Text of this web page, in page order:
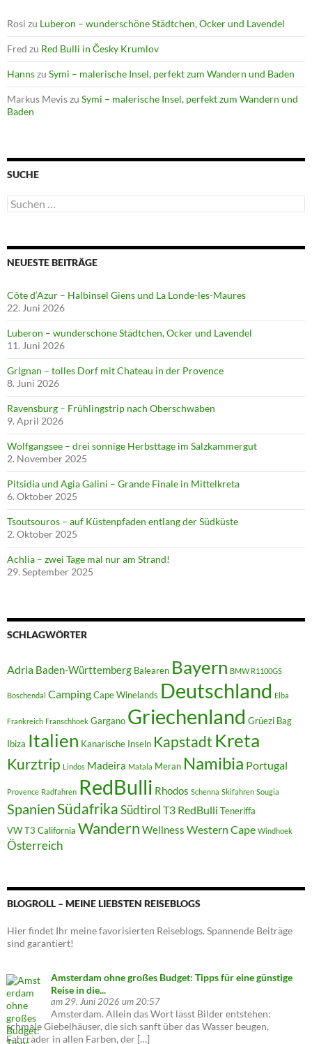
Rosi zu Luberon – wunderschöne Städtchen, Ocker und Lavendel
Fred zu Red Bulli in Česky Krumlov
Hannszu Symi – malerische Insel, perfekt zum Wandern und Baden
Markus Meviszu Symi – malerische Insel, perfekt zum Wandern und
Baden
SUCHE
Suchen
nach:
NEUESTE BEITRÄGE
Côte d‘Azur – Halbinsel Giens und La Londe-les-Maures
22. Juni 2026
Luberon – wunderschöne Städtchen, Ocker und Lavendel
11. Juni 2026
Grignan – tolles Dorf mit Chateau in der Provence
8. Juni 2026
Ravensburg – Frühlingstrip nach Oberschwaben
9. April 2026
Wolfgangsee – drei sonnige Herbsttage im Salzkammergut
2. November 2025
Pitsidia und Agia Galini – Grande Finale in Mittelkreta
6. Oktober 2025
Tsoutsouros – auf Küstenpfaden entlang der Südküste
2. Oktober 2025
Achlia – zwei Tage mal nur am Strand!
29. September 2025
SCHLAGWÖRTER
Adria Baden-Württemberg Balearen Bayern BMW R1100GS
Boschendal CampingCape Winelands Deutschland Elba
Frankreich Franschhoek Gargano Griechenland Grüezi Bag
Ibiza Italien Kanarische Inseln Kapstadt Kreta
Kurztrip Lindos Madeira Matala Meran Namibia Portugal
Provence Radfahren RedBulli Rhodos Schenna Skifahren Sougia
SpanienSüdafrikaSüdtirol T3 RedBulli Teneriffa
VW T3 California Wandern Wellness Western Cape Windhoek
Österreich
BLOGROLL – MEINE LIEBSTEN REISEBLOGS
Hier findet Ihr meine favorisierten Reiseblogs. Spannende Beiträge
sind garantiert!
Amsterdam ohne großes Budget: Tipps für eine günstige
Reise in die...
am 29. Juni 2026 um 20:57
Amsterdam. Allein das Wort lässt Bilder entstehen:
schmale Giebelhäuser, die sich sanft über das Wasser beugen,
Fahrräder in allen Farben, der […]